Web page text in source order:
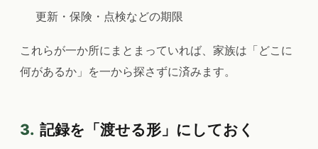
更新・保険・点検などの期限
これらが一か所にまとまっていれば、家族は「どこに
何があるか」を一から探さずに済みます。
3. 記録を「渡せる形」にしておく